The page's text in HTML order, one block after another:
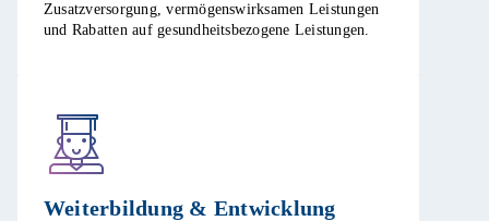
Zusatzversorgung, vermögenswirksamen Leistungen
und Rabatten auf gesundheitsbezogene Leistungen.​
Weiterbildung & Entwicklung​